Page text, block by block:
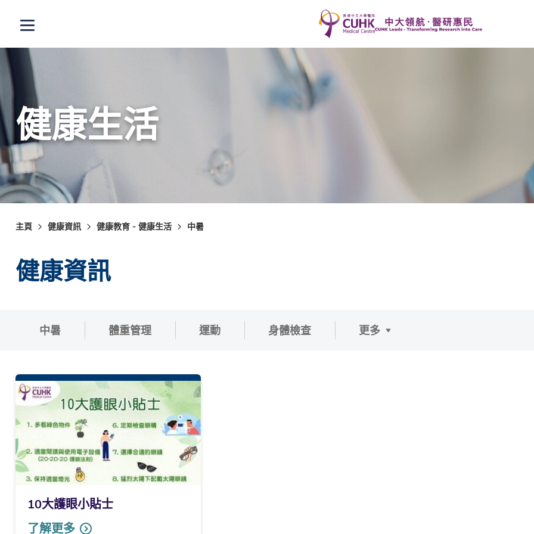
打開選單
健康生活
主頁 健康資訊 健康教育 - 健康生活 中暑
健康資訊
中暑 體重管理 運動 身體檢查 更多
10大護眼小貼士
了解更多